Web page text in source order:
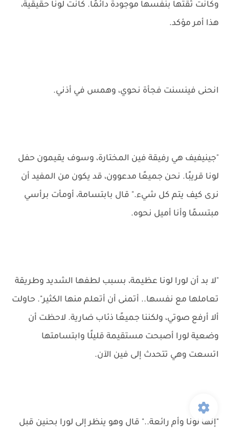
وكانت ثقتها بنفسها موجودة دائمًا. كانت لونا حقيقية،
هذا أمر مؤكد.
انحنى فينسنت فجأة نحوي، وهمس في أذني.
"جينيفيف هي رفيقة فين المختارة، وسوف يقيمون حفل
لونا قريبًا. نحن جميعًا مدعوون، قد يكون من المفيد أن
نرى كيف يتم كل شيء." قال بابتسامة، أومأت برأسي
مبتسمًا وأنا أميل نحوه.
"لا بد أن لورا لونا عظيمة، بسبب لطفها الشديد وطريقة
تعاملها مع نفسها.. أتمنى أن أتعلم منها الكثير". حاولت
ألا أرفع صوتي، ولكننا جميعًا ذئاب ضارية. لاحظت أن
وضعية لورا أصبحت مستقيمة قليلًا وابتسامتها
اتسعت وهي تتحدث إلى فين الآن.
"إنها لونا وأم رائعة.." قال وهو ينظر إلى لورا بحنين قبل